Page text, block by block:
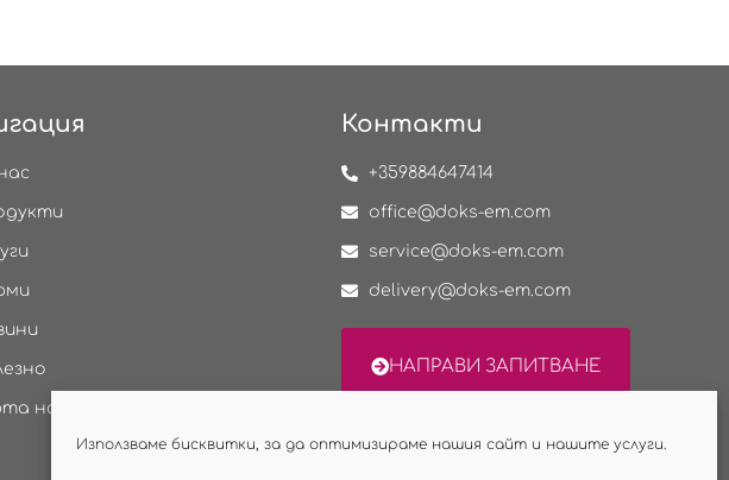
Използваме бисквитки, за да оптимизираме нашия сайт и нашите услуги.
на сайта
Контакти
+359884647414
office@doks-em.com
service@doks-em.com
delivery@doks-em.com
НАПРАВИ ЗАПИТВАНЕ